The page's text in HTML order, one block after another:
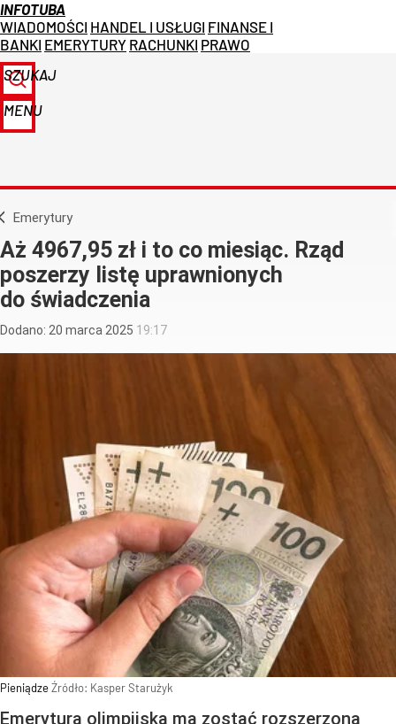
INFOTUBA
WIADOMOŚCI HANDEL I USŁUGI FINANSE I
BANKI EMERYTURY RACHUNKI PRAWO
SZUKAJ
MENU
Emerytury
Aż 4967,95 zł i to co miesiąc. Rząd
poszerzy listę uprawnionych
do świadczenia
Dodano: 20 marca 2025 19:17
PieniądzeŹródło: Kasper Starużyk
Emerytura olimpijska ma zostać rozszerzona